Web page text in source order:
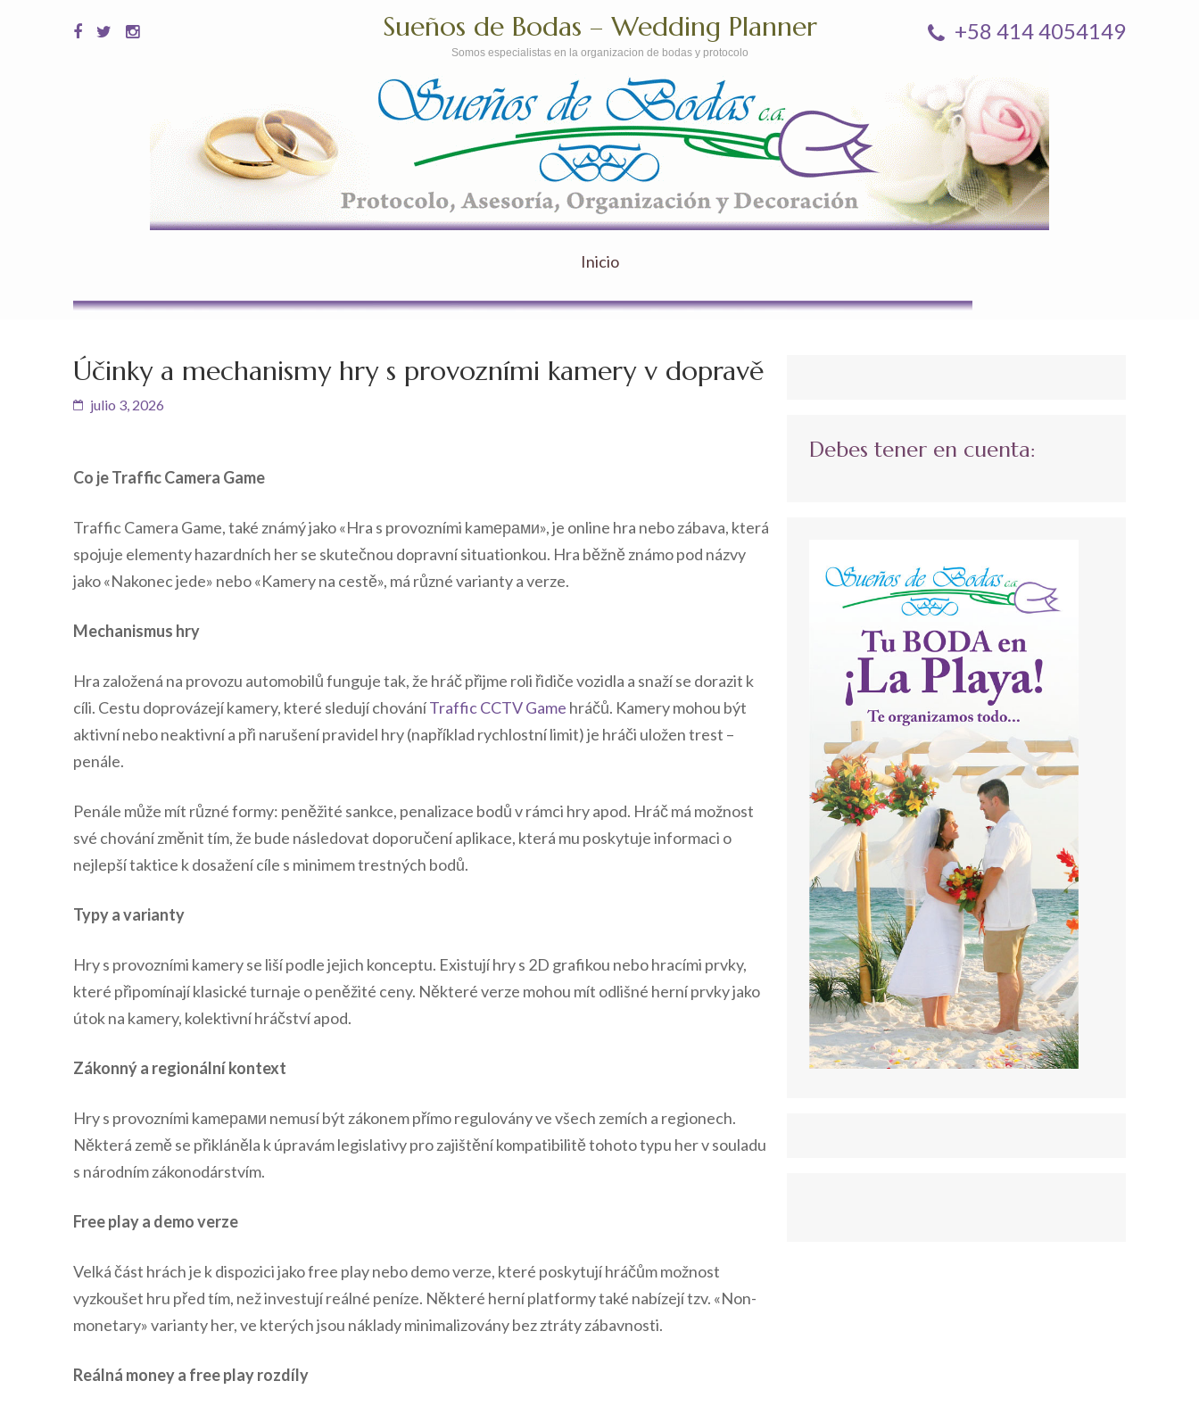
+58 414 4054149
Sueños de Bodas – Wedding Planner
Somos especialistas en la organizacion de bodas y protocolo
Inicio
Účinky a mechanismy hry s provozními kamery v dopravě
julio 3, 2026
Co je Traffic Camera Game
Traffic Camera Game, také známý jako «Hra s provozními kamерами», je online hra nebo zábava, která
spojuje elementy hazardních her se skutečnou dopravní situationkou. Hra běžně známo pod názvy
jako «Nakonec jede» nebo «Kamery na cestě», má různé varianty a verze.
Mechanismus hry
Hra založená na provozu automobilů funguje tak, že hráč přijme roli řidiče vozidla a snaží se dorazit k
cíli. Cestu doprovázejí kamery, které sledují chováníTraffic CCTV Game hráčů. Kamery mohou být
aktivní nebo neaktivní a při narušení pravidel hry (například rychlostní limit) je hráči uložen trest –
penále.
Penále může mít různé formy: peněžité sankce, penalizace bodů v rámci hry apod. Hráč má možnost
své chování změnit tím, že bude následovat doporučení aplikace, která mu poskytuje informaci o
nejlepší taktice k dosažení cíle s minimem trestných bodů.
Typy a varianty
Hry s provozními kamery se liší podle jejich konceptu. Existují hry s 2D grafikou nebo hracími prvky,
které připomínají klasické turnaje o peněžité ceny. Některé verze mohou mít odlišné herní prvky jako
útok na kamery, kolektivní hráčství apod.
Zákonný a regionální kontext
Hry s provozními kamерами nemusí být zákonem přímo regulovány ve všech zemích a regionech.
Některá země se přikláněla k úpravám legislativy pro zajištění kompatibilitě tohoto typu her v souladu
s národním zákonodárstvím.
Free play a demo verze
Velká část hrách je k dispozici jako free play nebo demo verze, které poskytují hráčům možnost
vyzkoušet hru před tím, než investují reálné peníze. Některé herní platformy také nabízejí tzv. «Non-
monetary» varianty her, ve kterých jsou náklady minimalizovány bez ztráty zábavnosti.
Reálná money a free play rozdíly
Debes tener en cuenta: